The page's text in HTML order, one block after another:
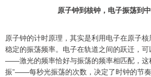
原子钟到核钟，电子振荡到
原子钟的计时原理，其实是利用电子在原子
稳定的振荡频率。电子在轨道之间的跃迁，
——激光的频率恰好与振荡的频率相匹配，这
振”——每秒光振荡的次数，决定了时钟的节奏